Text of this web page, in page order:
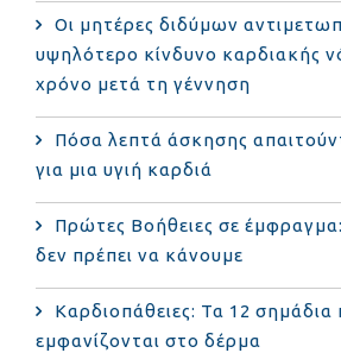
Οι μητέρες διδύμων
υψηλότερο κίνδυνο καρδιακής
χρόνο μετά τη γέννηση
Πόσα λεπτά άσκησης
για μια υγιή καρδιά
Πρώτες Βοήθειες σε έμφραγμα:
δεν πρέπει να κάνουμε
Καρδιοπάθειες: Τα 12 σημάδια
εμφανίζονται στο δέρμα